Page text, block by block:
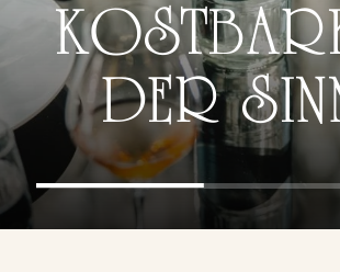
DER
DER
DER
DER
DER